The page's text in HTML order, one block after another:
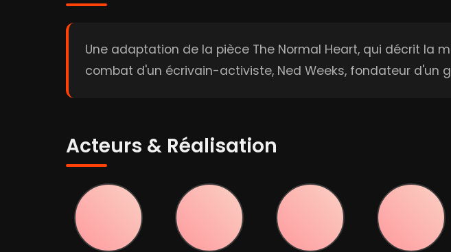
Une adaptation de la pièce The Normal Heart, qui décrit la
combat d'un écrivain-activiste, Ned Weeks, fondateur d'un
Acteurs & Réalisation